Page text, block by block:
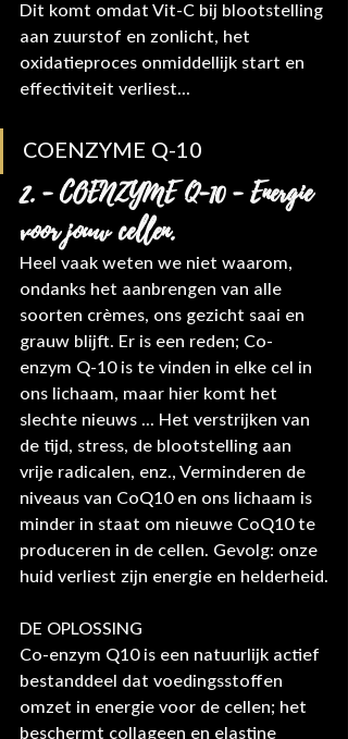
Dit komt omdat Vit-C bij blootstelling
aan zuurstof en zonlicht, het
oxidatieproces onmiddellijk start en
effectiviteit verliest...
COENZYME Q-10
2. - COENZYME Q-10 - Energie
voor jouw cellen.
Heel vaak weten we niet waarom,
ondanks het aanbrengen van alle
soorten crèmes, ons gezicht saai en
grauw blijft. Er is een reden; Co-
enzym Q-10 is te vinden in elke cel in
ons lichaam, maar hier komt het
slechte nieuws ... Het verstrijken van
de tijd, stress, de blootstelling aan
vrije radicalen, enz., Verminderen de
niveaus van CoQ10 en ons lichaam is
minder in staat om nieuwe CoQ10 te
produceren in de cellen. Gevolg: onze
huid verliest zijn energie en helderheid.
DE OPLOSSING
Co-enzym Q10 is een natuurlijk actief
bestanddeel dat voedingsstoffen
omzet in energie voor de cellen; het
beschermt collageen en elastine